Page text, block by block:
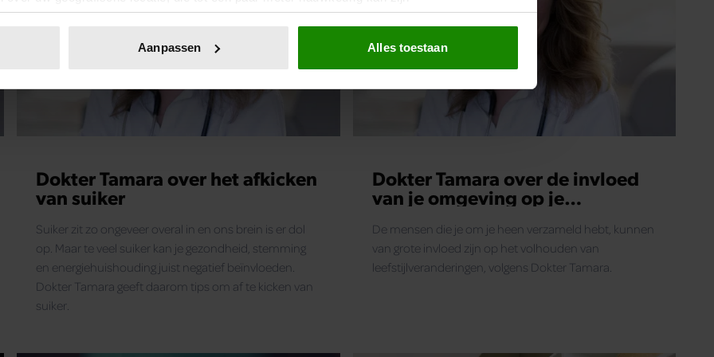
door het actief te scannen op specifieke eigenschappen (fingerprinting)
of intrekken in de Cookieverklaring.
en advertenties te personaliseren, om functies voor social media te bieden en om ons
Ook delen we informatie over uw gebruik van onze site met onze partners voor social
Deze partners kunnen deze gegevens combineren met andere informatie die u aan ze heeft
Aanpassen Alles toestaan
Dokter Tamara over het afkicken
van suiker
Suiker zit zo ongeveer overal in en ons brein is er dol
op. Maar te veel suiker kan je gezondheid, stemming
en energiehuishouding juist negatief beïnvloeden.
Dokter Tamara geeft daarom tips om af te kicken van
suiker.
Dokter Tamara over de invloed
van je omgeving op je
De mensen die je om je heen verzameld hebt, kunnen
van grote invloed zijn op het volhouden van
leefstijlveranderingen, volgens Dokter Tamara.